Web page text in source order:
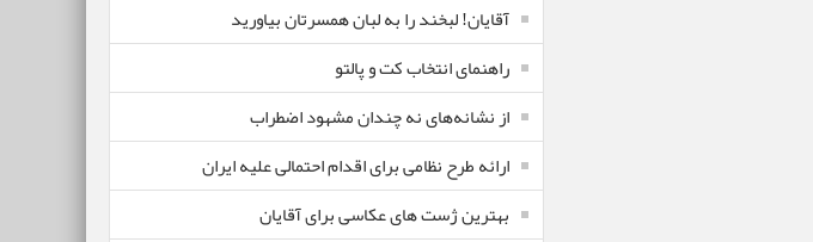
آقایان! لبخند را به لبان همسرتان بیاورید
راهنمای انتخاب کت و پالتو
از نشانه‌های نه چندان مشهود اضطراب
ارائه طرح نظامی برای اقدام احتمالی علیه ایران
بهترین ژست های عکاسی برای آقایان